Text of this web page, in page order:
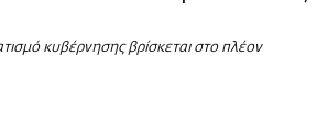
κυβέρνησης βρίσκεται στο πλέον